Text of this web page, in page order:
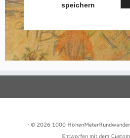
· © 2026 1000
Entworfen mit dem
speichern